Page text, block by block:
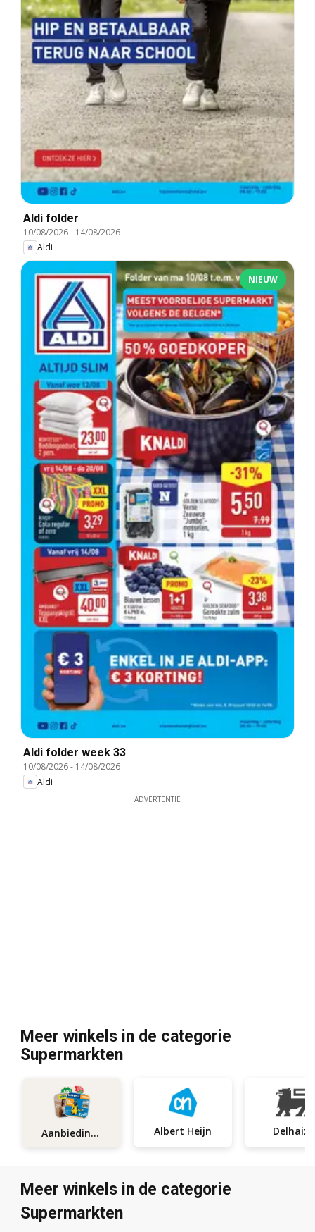
Aldi folder
10/08/2026- 14/08/2026
Aldi
NIEUW
Aldi folder week 33
10/08/2026- 14/08/2026
Aldi
ADVERTENTIE
Meer winkels in de categorie
Supermarkten
Aanbiedingen Albert Heijn Delhaize
Meer winkels in de categorie
Supermarkten